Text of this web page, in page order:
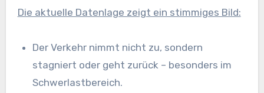
Die aktuelle Datenlage zeigt ein stimmiges Bild:
Der Verkehr nimmt nicht zu, sondern
stagniert oder geht zurück – besonders im
Schwerlastbereich.